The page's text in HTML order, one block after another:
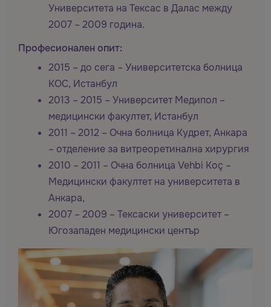
Университета на Тексас в Далас между
2007 – 2009 година.
Професионален опит:
2015 – до сега – Университетска болница
КОС, Истанбул
2013 – 2015 – Университет Медипол –
медицински факултет, Истанбул
2011 – 2012 – Очна болница Кудрет, Анкара
– отделение за витреоретинална хирургия
2010 – 2011 – Очна болница Vehbi Koç –
Медицински факултет на университета в
Анкара,
2007 – 2009 – Тексаски университет –
Югозападен медицински център